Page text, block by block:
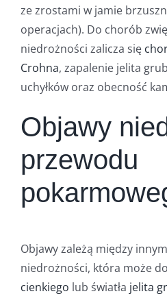
ze zrostami w jamie
operacjach). Do chorób
niedrożności zalicza się
Crohna, zapalenie jelita
uchyłków oraz obecność
Objawy
przewodu
Objawy zależą między
niedrożności, która może
cienkiego lub światła jelita